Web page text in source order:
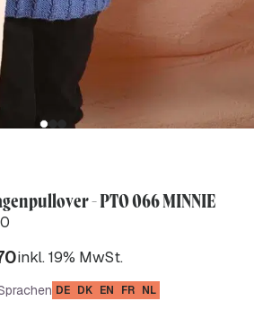
- PTO 066 MINNIE
inkl. 19% MwSt.
DE DK EN FR NL